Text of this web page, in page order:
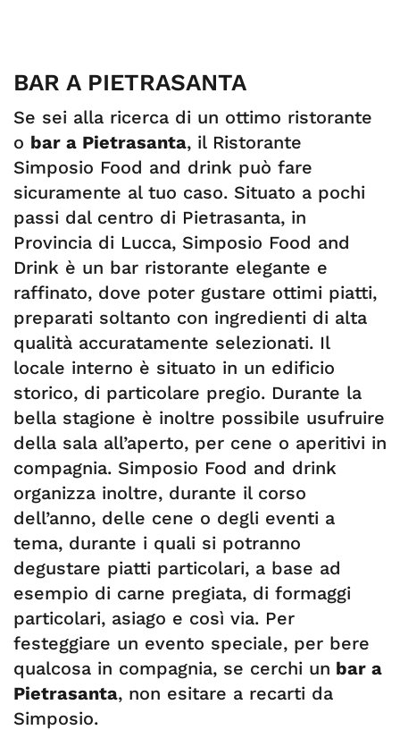
BAR A PIETRASANTA
Se sei alla ricerca di un ottimo ristorante
o bar a Pietrasanta, il Ristorante
Simposio Food and drink può fare
sicuramente al tuo caso. Situato a pochi
passi dal centro di Pietrasanta, in
Provincia di Lucca, Simposio Food and
Drink è un bar ristorante elegante e
raffinato, dove poter gustare ottimi piatti,
preparati soltanto con ingredienti di alta
qualità accuratamente selezionati. Il
locale interno è situato in un edificio
storico, di particolare pregio. Durante la
bella stagione è inoltre possibile usufruire
della sala all’aperto, per cene o aperitivi in
compagnia. Simposio Food and drink
organizza inoltre, durante il corso
dell’anno, delle cene o degli eventi a
tema, durante i quali si potranno
degustare piatti particolari, a base ad
esempio di carne pregiata, di formaggi
particolari, asiago e così via. Per
festeggiare un evento speciale, per bere
qualcosa in compagnia, se cerchi un bar a
Pietrasanta, non esitare a recarti da
Simposio.